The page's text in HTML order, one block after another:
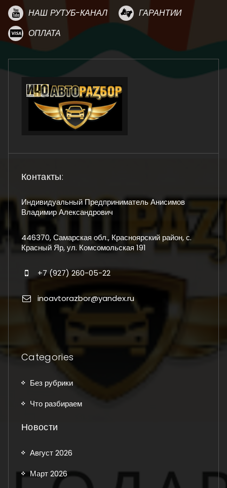
НАШ РУТУБ-КАНАЛ
ГАРАНТИИ
ОПЛАТА
Контакты:
Индивидуальный Предприниматель Анисимов
Владимир Александрович
446370, Самарская обл., Красноярский район, с.
Красный Яр, ул. Комсомольская 191
+7 (927) 260-05-22
inoavtorazbor@yandex.ru
Categories
Без рубрики
Что разбираем
Новости
Август 2026
Март 2026